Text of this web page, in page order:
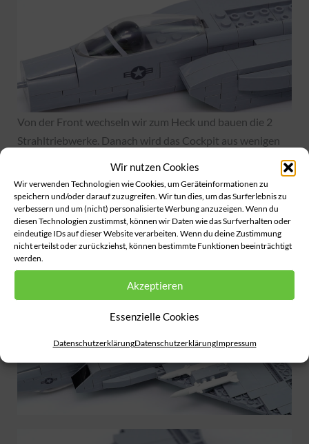
Wir nutzen Cookies
Wir verwenden Technologien wie Cookies, um Geräteinformationen zu
speichern und/oder darauf zuzugreifen. Wir tun dies, um das Surferlebnis zu
verbessern und um (nicht) personalisierte Werbung anzuzeigen. Wenn du
diesen Technologien zustimmst, können wir Daten wie das Surfverhalten oder
eindeutige IDs auf dieser Website verarbeiten. Wenn du deine Zustimmung
nicht erteilst oder zurückziehst, können bestimmte Funktionen beeinträchtigt
werden.
Akzeptieren
Essenzielle Cookies
DatenschutzerklärungDatenschutzerklärungImpressum
Von der Front wechseln wir zum Heck und bauen die 2
Strahltriebwerke. Danach wird das Cockpit aus wenigen
Bricks und mehreren großen Formteilen erstellt. Als Figur
kommt hier wieder die beinlose Spezialfigur mit eng
anliegenden Armen zum Einsatz. Diese und ein
bedrucktes Teil mit den Instrumenten des Cockpits sind
das einzige Interieur.